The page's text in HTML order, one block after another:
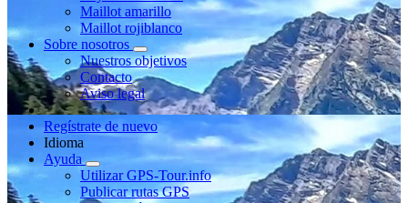
Maillot amarillo
Maillot rojiblanco
Sobre nosotros
Nuestros objetivos
Contacto
Aviso legal
Regístrate de nuevo
Idioma
Ayuda
Utilizar GPS-Tour.info
Publicar rutas GPS